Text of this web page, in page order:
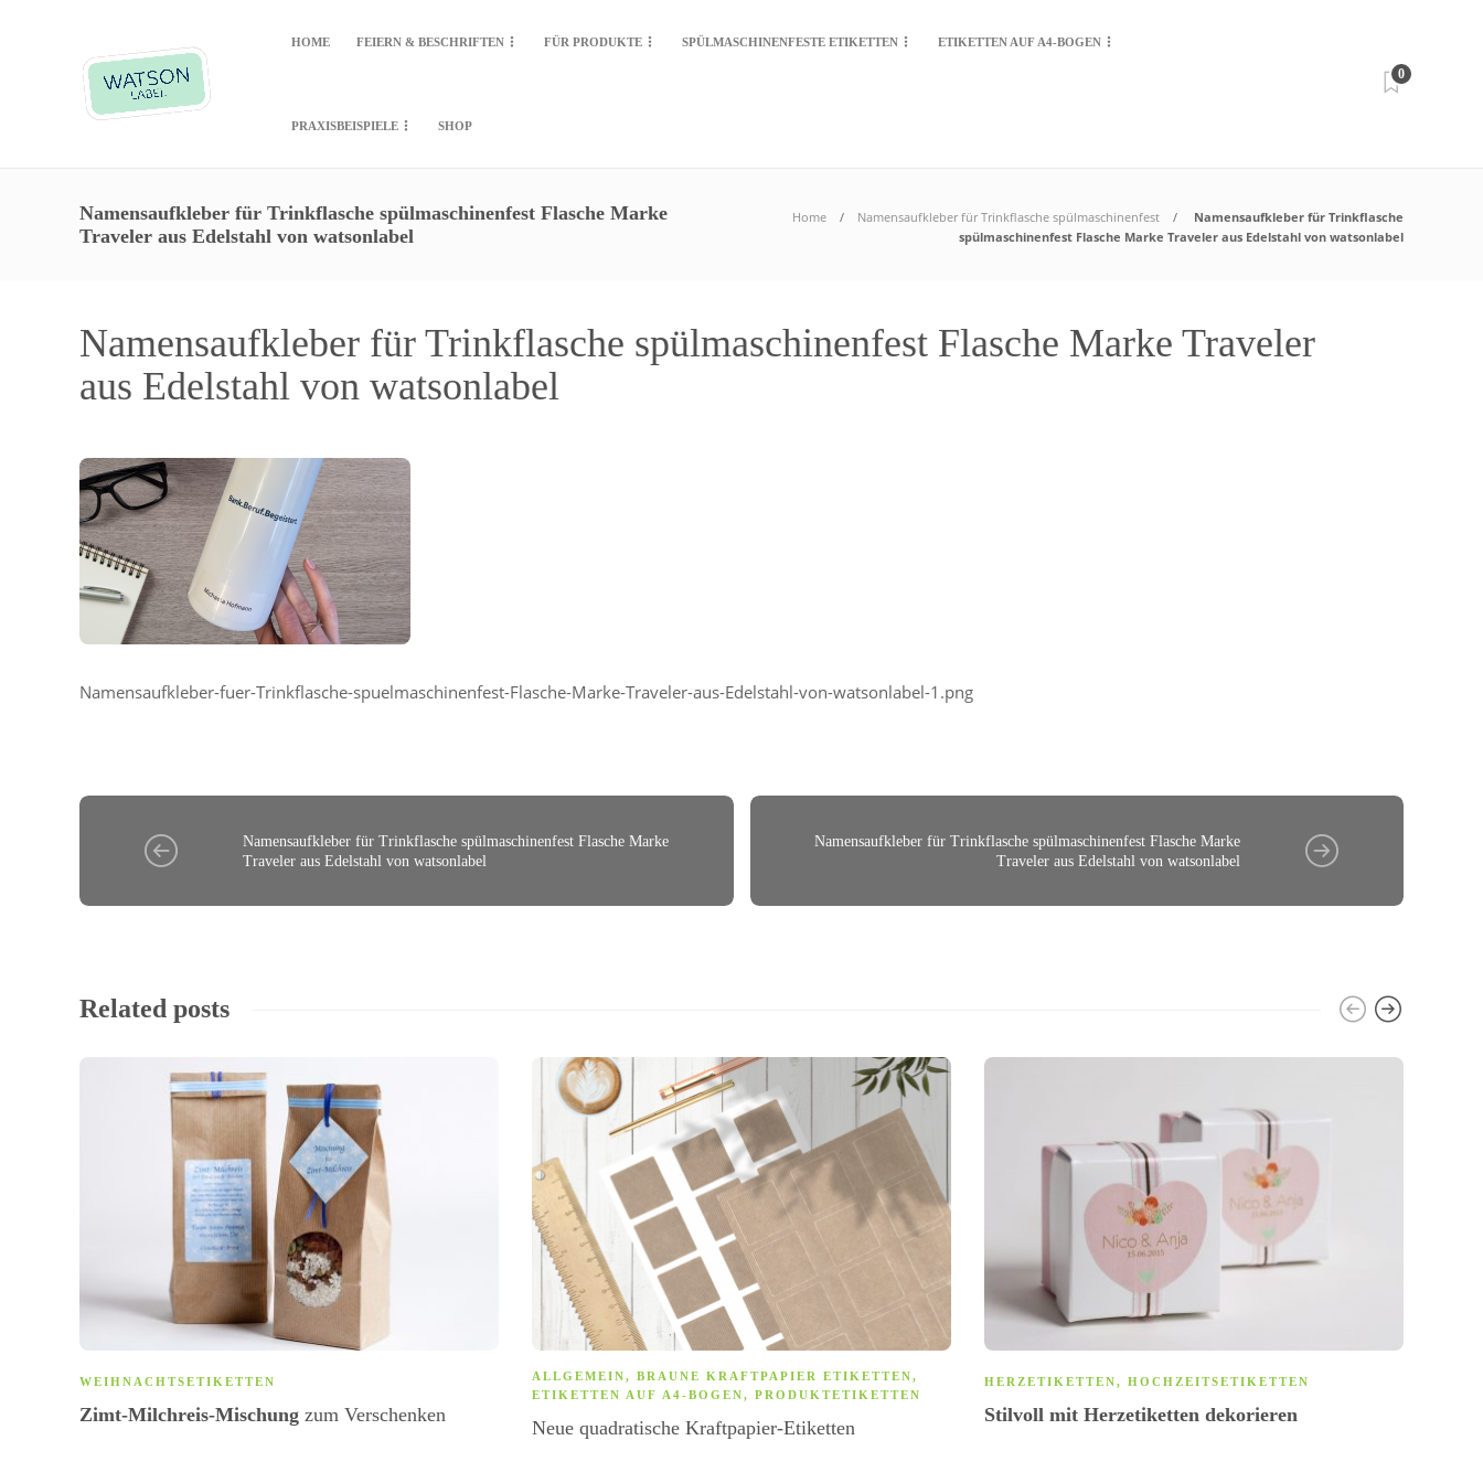
HOME FEIERN & BESCHRIFTEN FÜR PRODUKTE SPÜLMASCHINENFESTE ETIKETTEN ETIKETTEN AUF A4-BOGEN
PRAXISBEISPIELE SHOP
0
Namensaufkleber für Trinkflasche spülmaschinenfest Flasche Marke
Traveler aus Edelstahl von watsonlabel
Home Namensaufkleber für Trinkflasche spülmaschinenfest
Namensaufkleber für Trinkflasche
spülmaschinenfest Flasche Marke Traveler aus Edelstahl von watsonlabel
Namensaufkleber für Trinkflasche spülmaschinenfest Flasche Marke Traveler
aus Edelstahl von watsonlabel
Namensaufkleber-fuer-Trinkflasche-spuelmaschinenfest-Flasche-Marke-Traveler-aus-Edelstahl-von-watsonlabel-1.png
Namensaufkleber für Trinkflasche spülmaschinenfest Flasche Marke
Traveler aus Edelstahl von watsonlabel
Namensaufkleber für Trinkflasche spülmaschinenfest Flasche Marke
Traveler aus Edelstahl von watsonlabel
Related posts
WEIHNACHTSETIKETTEN
Zimt-Milchreis-Mischung zum Verschenken
ALLGEMEIN, BRAUNE KRAFTPAPIER ETIKETTEN,
ETIKETTEN AUF A4-BOGEN, PRODUKTETIKETTEN
Neue quadratische Kraftpapier-Etiketten
HERZETIKETTEN, HOCHZEITSETIKETTEN
Stilvoll mit Herzetiketten dekorieren